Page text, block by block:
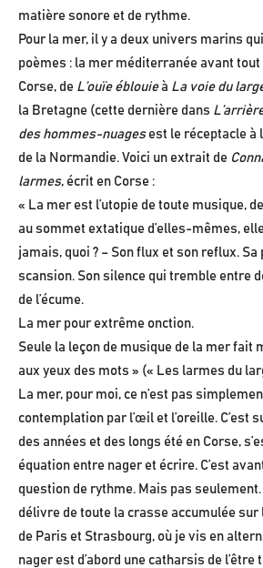
matière sonore et de rythme.
Pour la mer, il y a deux univers marins
poèmes : la mer méditerranée avant tout
Corse, de L’ouïe éblouieà La voie du
la Bretagne (cette dernière dans
des hommes-nuages est le réceptacle à
de la Normandie. Voici un extrait de
larmes, écrit en Corse :
« La mer est l’utopie de toute musique,
au sommet extatique d’elles-mêmes,
jamais, quoi ? – Son flux et son reflux. Sa
scansion. Son silence qui tremble entre
de l’écume.
La mer pour extrême onction.
Seule la leçon de musique de la mer fait
aux yeux des mots » (« Les larmes du
La mer, pour moi, ce n’est pas
contemplation par l’œil et l’oreille. C’est
des années et des longs été en Corse,
équation entre nager et écrire. C’est
question de rythme. Mais pas seulement.
délivre de toute la crasse accumulée
de Paris et Strasbourg, où je vis en
nager est d’abord une catharsis de l’être